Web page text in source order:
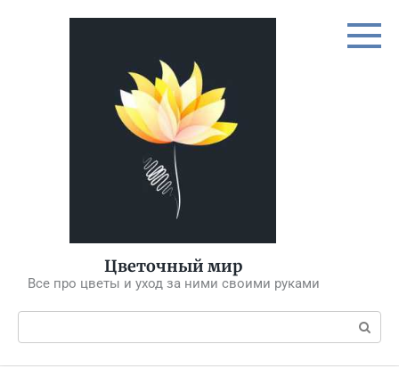
Цветочный мир
Все про цветы и уход за ними своими руками
Поиск: